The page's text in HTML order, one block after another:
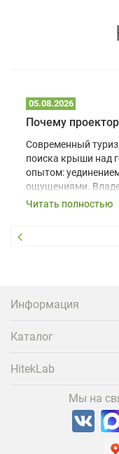
05.08.2026
Современный
поиска крыши над
опытом:
ощущениями.
шале понимают, что
вернуться и
проектора.
Читать полностью
Информация
Каталог
HitekLab
Мы на